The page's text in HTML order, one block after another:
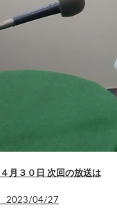
４月３０日 次回の放送は
2023/04/27